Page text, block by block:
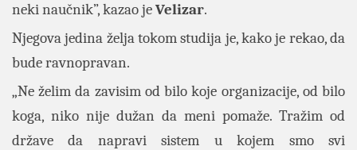
neki naučnik”, kazao jeVelizar.
Njegova jedina želja tokom studija je, kako je rekao, da
bude ravnopravan.
„Ne želim da zavisim od bilo koje organizacije, od bilo
koga, niko nije dužan da meni pomaže. Tražim od
države da napravi sistem u kojem smo svi